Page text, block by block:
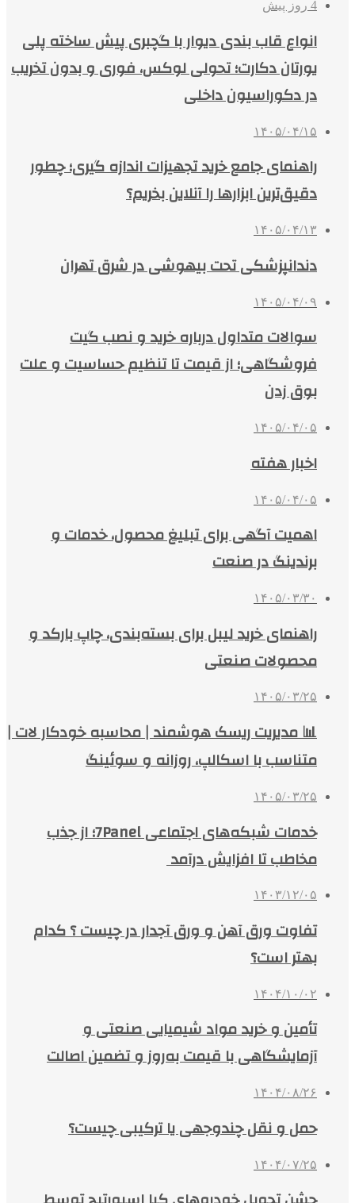
4 روز پیش
انواع قاب بندی دیوار با گچبری پیش ساخته پلی
یورتان دکارت؛ تحولی لوکس، فوری و بدون تخریب
در دکوراسیون داخلی
۱۴۰۵/۰۴/۱۵
راهنمای جامع خرید تجهیزات اندازه گیری؛ چطور
دقیق‌ترین ابزارها را آنلاین بخریم؟
۱۴۰۵/۰۴/۱۳
دندانپزشکی تحت بیهوشی در شرق تهران
۱۴۰۵/۰۴/۰۹
سوالات متداول درباره خرید و نصب گیت
فروشگاهی؛ از قیمت تا تنظیم حساسیت و علت
بوق زدن
۱۴۰۵/۰۴/۰۵
اخبار هفته
۱۴۰۵/۰۴/۰۵
اهمیت آگهی برای تبلیغ محصول، خدمات و
برندینگ در صنعت
۱۴۰۵/۰۳/۳۰
راهنمای خرید لیبل برای بسته‌بندی، چاپ بارکد و
محصولات صنعتی
۱۴۰۵/۰۳/۲۵
📊 مدیریت ریسک هوشمند | محاسبه خودکار لات |
متناسب با اسکالپ، روزانه و سوئینگ
۱۴۰۵/۰۳/۲۵
خدمات شبکه‌های اجتماعی 7Panel؛ از جذب
مخاطب تا افزایش درآمد
۱۴۰۳/۱۲/۰۵
تفاوت ورق آهن و ورق آجدار در چیست ؟ کدام
بهتر است؟
۱۴۰۴/۱۰/۰۲
تأمین و خرید مواد شیمیایی صنعتی و
آزمایشگاهی با قیمت به‌روز و تضمین اصالت
۱۴۰۴/۰۸/۲۶
حمل و نقل چندوجهی یا ترکیبی چیست؟
۱۴۰۴/۰۷/۲۵